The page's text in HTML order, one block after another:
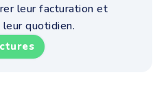
leur facturation et
quotidien.